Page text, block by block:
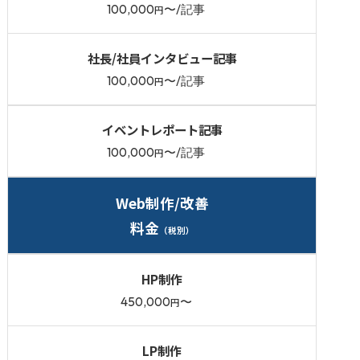
100,000円〜/記事
社長/社員インタビュー記事
100,000円〜/記事
イベントレポート記事
100,000円〜/記事
Web制作/改善
料金 （税別）
HP制作
450,000円〜
LP制作